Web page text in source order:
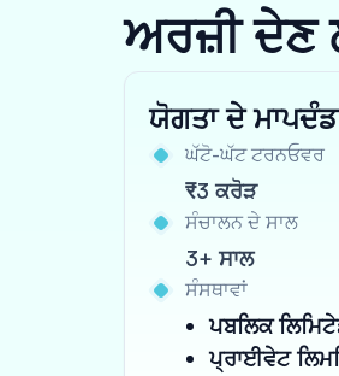
ਅਰਜ਼ੀ ਦੇਣ
ਯੋਗਤਾ ਦੇ ਮਾਪਦੰਡ
ਘੱਟੋ-ਘੱਟ ਟਰਨਓਵਰ
₹3 ਕਰੋੜ
ਸੰਚਾਲਨ ਦੇ ਸਾਲ
3+ ਸਾਲ
ਸੰਸਥਾਵਾਂ
ਪਬਲਿਕ
ਪ੍ਰਾਈਵੇਟ